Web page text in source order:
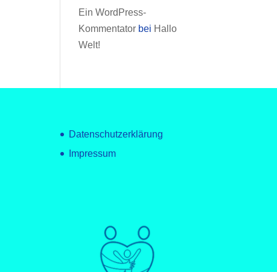
Ein WordPress-
Kommentator bei Hallo
Welt!
Datenschutzerklärung
Impressum